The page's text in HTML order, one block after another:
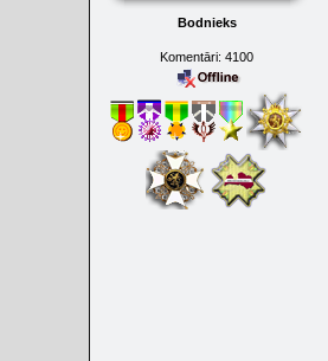
Bodnieks
Komentāri: 4100